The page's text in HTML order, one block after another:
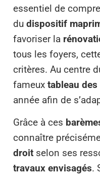
essentiel de
du dispositif
favoriser la
tous les foyers,
critères. Au centre
fameux tableau des
année afin de
Grâce à ces
connaître
droit selon ses
travaux envisagés.